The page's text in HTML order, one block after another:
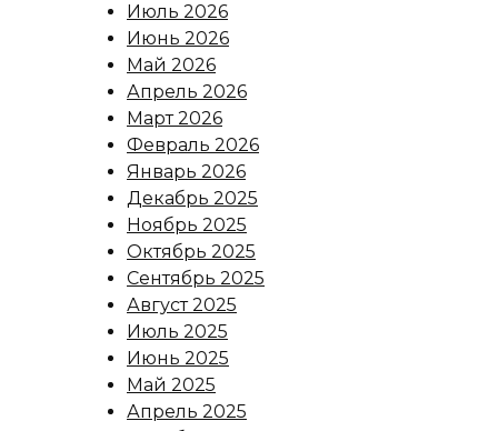
Июль 2026
Июнь 2026
Май 2026
Апрель 2026
Март 2026
Февраль 2026
Январь 2026
Декабрь 2025
Ноябрь 2025
Октябрь 2025
Сентябрь 2025
Август 2025
Июль 2025
Июнь 2025
Май 2025
Апрель 2025